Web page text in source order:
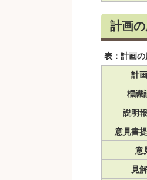
計画
表：計画
計
標識
説明
意見書
意
見